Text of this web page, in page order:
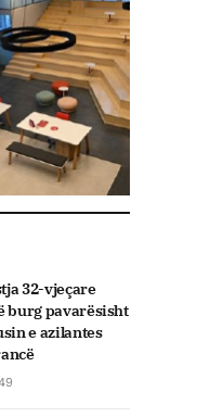
32-vjeçare
burg pavarësisht
e azilantes